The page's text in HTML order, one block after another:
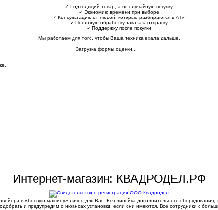
✓ Подходящий товар, а не случайную покупку
✓ Экономию времени при выборе
✓ Консультацию от людей, которые разбираются в ATV
✓ Понятную обработку заказа и отправку
✓ Поддержку после покупки
Мы работаем для того, чтобы Ваша техника ехала дальше.
Загрузка формы оценки...
Интернет-магазин: КВАДРОДЕЛ.РФ
в «боевую машину» лично для Вас. Вся линейка дополнительного
и предупредим о нюансах установки, если они имеются. Все сотрудники с